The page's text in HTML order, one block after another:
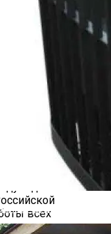
Печь: Варвара,
российско-
года с
мнение о
российской
на Украине. По
может
Однако он
всех